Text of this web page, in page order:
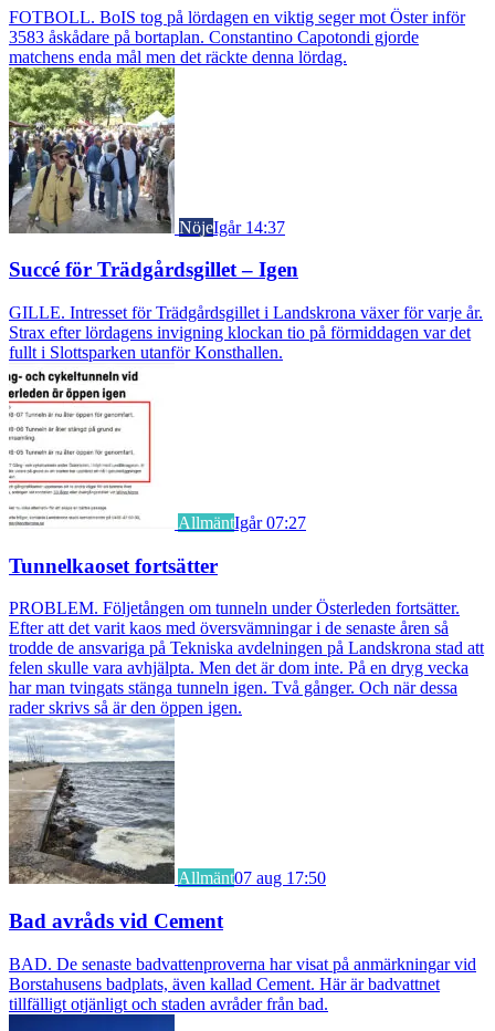
FOTBOLL. BoIS tog på lördagen en viktig seger mot Öster inför
3583 åskådare på bortaplan. Constantino Capotondi gjorde
matchens enda mål men det räckte denna lördag.
NöjeIgår 14:37
Succé för Trädgårdsgillet – Igen
GILLE. Intresset för Trädgårdsgillet i Landskrona växer för varje år.
Strax efter lördagens invigning klockan tio på förmiddagen var det
fullt i Slottsparken utanför Konsthallen.
AllmäntIgår 07:27
Tunnelkaoset fortsätter
PROBLEM. Följetången om tunneln under Österleden fortsätter.
Efter att det varit kaos med översvämningar i de senaste åren så
trodde de ansvariga på Tekniska avdelningen på Landskrona stad att
felen skulle vara avhjälpta. Men det är dom inte. På en dryg vecka
har man tvingats stänga tunneln igen. Två gånger. Och när dessa
rader skrivs så är den öppen igen.
Allmänt07 aug 17:50
Bad avråds vid Cement
BAD. De senaste badvattenproverna har visat på anmärkningar vid
Borstahusens badplats, även kallad Cement. Här är badvattnet
tillfälligt otjänligt och staden avråder från bad.